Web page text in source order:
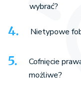
wybrać?
Nietypowe
Cofnięcie
możliwe?